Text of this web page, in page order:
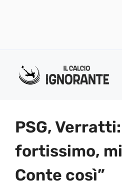
PSG,
fortissimo,
Conte così”